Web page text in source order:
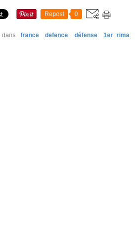
Repost 0
dans france defence défense 1er rima